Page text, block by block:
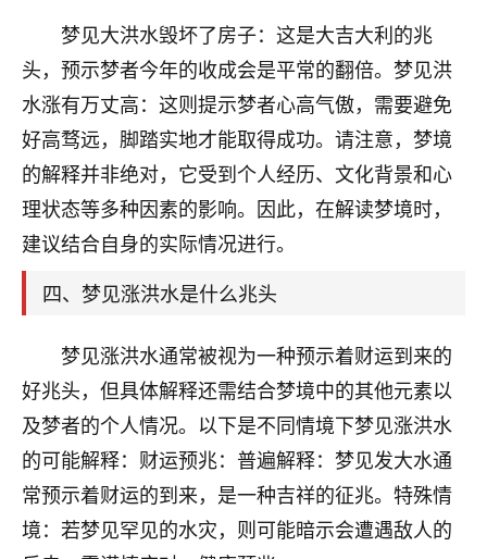
梦见大洪水毁坏了房子：这是大吉大利的兆
头，预示梦者今年的收成会是平常的翻倍。梦见洪
水涨有万丈高：这则提示梦者心高气傲，需要避免
好高骛远，脚踏实地才能取得成功。请注意，梦境
的解释并非绝对，它受到个人经历、文化背景和心
理状态等多种因素的影响。因此，在解读梦境时，
建议结合自身的实际情况进行。
四、梦见涨洪水是什么兆头
梦见涨洪水通常被视为一种预示着财运到来的
好兆头，但具体解释还需结合梦境中的其他元素以
及梦者的个人情况。以下是不同情境下梦见涨洪水
的可能解释：财运预兆：普遍解释：梦见发大水通
常预示着财运的到来，是一种吉祥的征兆。特殊情
境：若梦见罕见的水灾，则可能暗示会遭遇敌人的
址、风水、还有开业日子，哪哪都看了，虽然
大环境不好，但是我家生意还可以，前几天又
刚找老师做了补财库，希望财运更好一点！
2小时前 来自海南 18
梦醒时分
我女儿高二叛逆，大半年不上学，一说她就要死要活
的，把我们两口子愁的不行，朋友给我推荐的慧来老
师，一开始我是病急乱投医，这半年来，法事一个个
做完，我女儿跟变了个人一样，不期望她能考多好的
大学，只要能安安稳稳的把书读了，身体心理都健健
鹿森 ：可怜天下父母心啊！
3小时前 来自河北 16
付深
我是公司人事调整，有升迁机会，但同时竞争的我们
三个，找老师的时候是抱着侥幸心理，没想到老师看